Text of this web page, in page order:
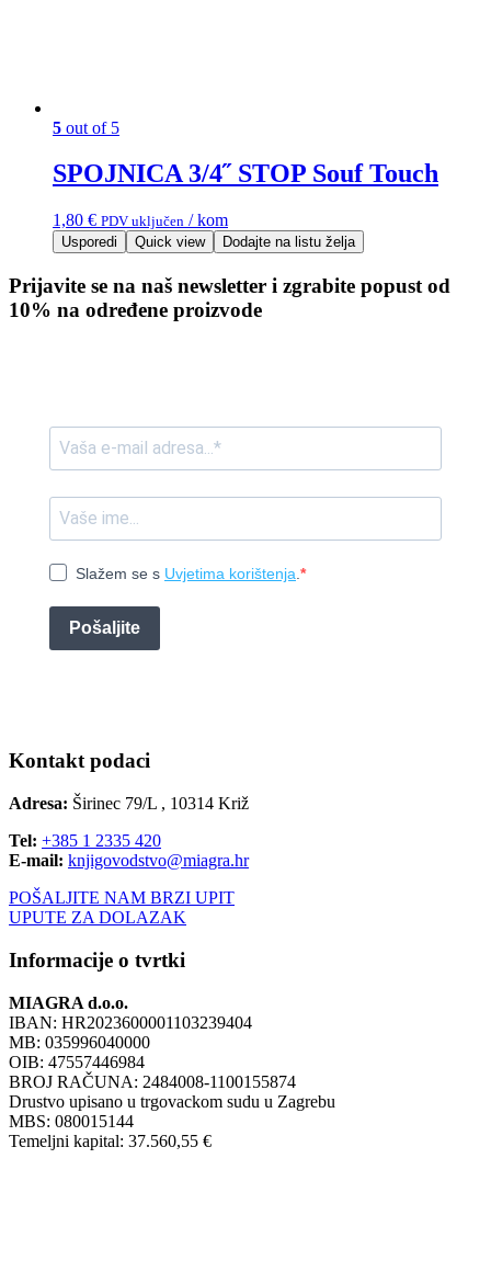
5 out of 5
SPOJNICA 3/4˝ STOP Souf Touch
1,80 € PDV uključen / kom
Usporedi Quick view Dodajte na listu želja
Prijavite se na naš newsletter i zgrabite popust od
10% na određene proizvode
Slažem se s Uvjetima korištenja
Pošaljite
Kontakt podaci
Adresa: Širinec 79/L , 10314 Križ
Tel: +385 1 2335 420
E-mail: knjigovodstvo@miagra.hr
POŠALJITE NAM BRZI UPIT
UPUTE ZA DOLAZAK
Informacije o tvrtki
MIAGRA d.o.o.
IBAN: HR2023600001103239404
MB: 035996040000
OIB: 47557446984
BROJ RAČUNA: 2484008-1100155874
Drustvo upisano u trgovackom sudu u Zagrebu
MBS: 080015144
Temeljni kapital: 37.560,55 €